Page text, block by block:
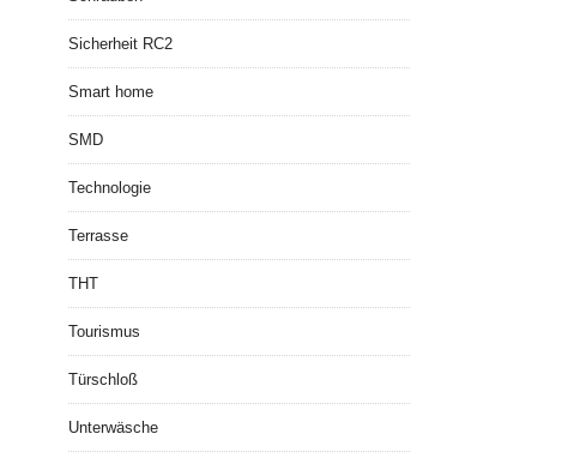
Sicherheit RC2
Smart home
SMD
Technologie
Terrasse
THT
Tourismus
Türschloß
Unterwäsche